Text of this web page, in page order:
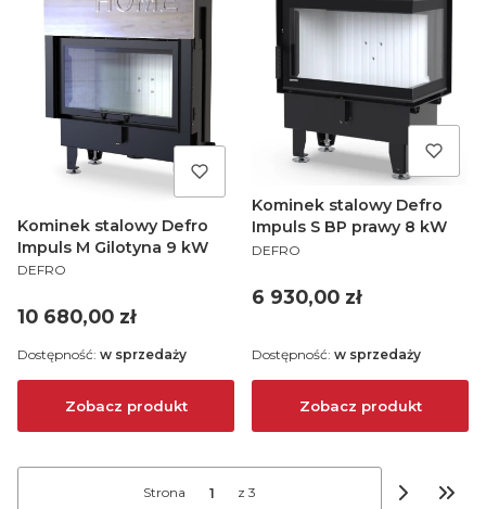
Kominek stalowy Defro
Impuls M Gilotyna 9 kW
PRODUCENT
DEFRO
Cena
10 680,00 zł
Zobacz produkt
Dostępność: w sprzedaży
Kominek stalowy Defro
Impuls S BP prawy 8 kW
PRODUCENT
DEFRO
Cena
6 930,00 zł
Zobacz produkt
Dostępność: w sprzedaży
Strona z 3